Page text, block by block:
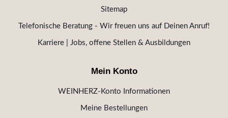
Sitemap
Telefonische Beratung - Wir freuen uns auf Deinen Anruf!
Karriere | Jobs, offene Stellen & Ausbildungen
Mein Konto
WEINHERZ-Konto Informationen
Meine Bestellungen